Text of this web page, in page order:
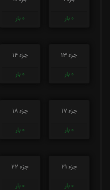
0 بار
0 بار
جزء 13
0 بار
جزء 14
0 بار
جزء 17
0 بار
جزء 18
0 بار
جزء 21
0 بار
جزء 22
0 بار